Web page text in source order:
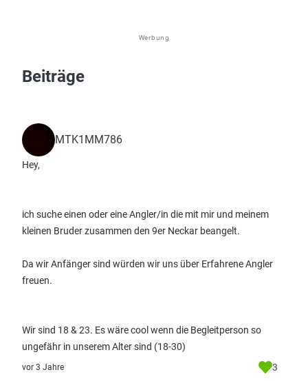
Werbung
Beiträge
MTK1MM786
Hey,
ich suche einen oder eine Angler/in die mit mir und meinem
kleinen Bruder zusammen den 9er Neckar beangelt.
Da wir Anfänger sind würden wir uns über Erfahrene Angler
freuen.
Wir sind 18 & 23. Es wäre cool wenn die Begleitperson so
ungefähr in unserem Alter sind (18-30)
vor 3 Jahre 3